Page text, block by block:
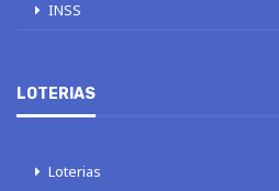
INSS
LOTERIAS
Loterias